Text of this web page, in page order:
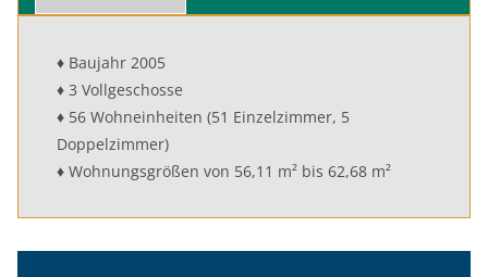
♦ Baujahr 2005
♦ 3 Vollgeschosse
♦ 56 Wohneinheiten (51 Einzelzimmer, 5
Doppelzimmer)
♦ Wohnungsgrößen von 56,11 m² bis 62,68 m²